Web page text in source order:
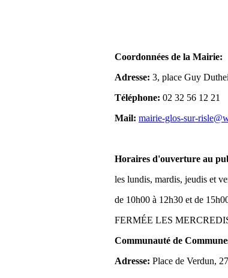
Coordonnées de la Mairie:
Adresse: 3, place Guy
Téléphone: 02 32 56 12 21
Mail: mairie-glos-sur-
Horaires d'ouverture au
les lundis, mardis, jeudis et
de 10h00 à 12h30 et de
FERMÉE LES
Communauté de
Adresse: Place de Verdun,